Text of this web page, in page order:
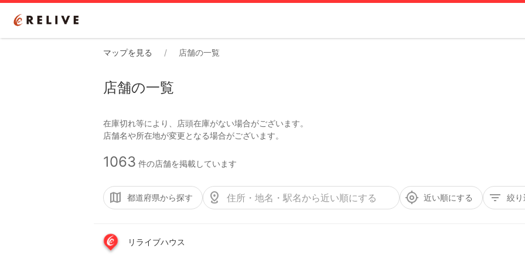
マップを見る 店舗の一覧
店舗の一覧
在庫切れ等により、店頭在庫がない場合がございます。
1063 件の店舗を掲載しています
都道府県から探す 近い順にする 絞
リライブハウス